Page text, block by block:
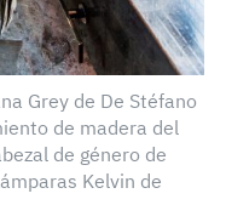
Grey de De Stéfano
de madera del
de género de
Kelvin de